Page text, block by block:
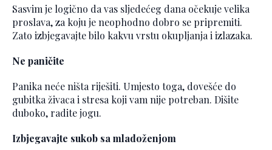
Sasvim je logično da vas sljedećeg dana očekuje velika
proslava, za koju je neophodno dobro se pripremiti.
Zato izbjegavajte bilo kakvu vrstu okupljanja i izlazaka.
Ne paničite
Panika neće ništa riješiti. Umjesto toga, dovešće do
gubitka živaca i stresa koji vam nije potreban. Dišite
duboko, radite jogu.
Izbjegavajte sukob sa mladoženjom